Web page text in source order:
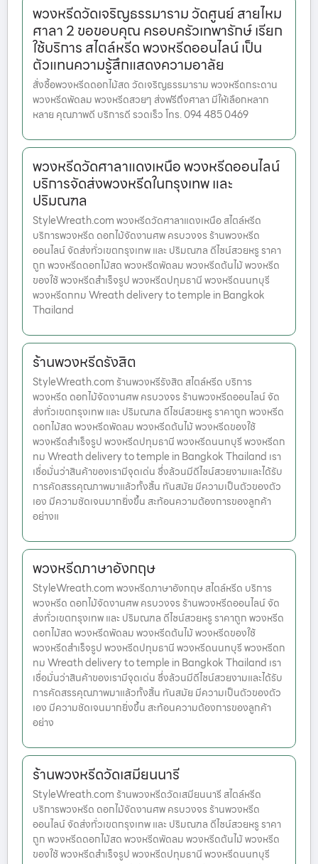
พวงหรีดวัดเจริญธรรมาราม วัดศูนย์ สายไหม
ศาลา 2 ขอขอบคุณ ครอบครัวเทพารักษ์ เรียก
ใช้บริการ สไตล์หรีด พวงหรีดออนไลน์ เป็น
ตัวแทนความรู้สึกแสดงความอาลัย
สั่งซื้อพวงหรีดดอกไม้สด วัดเจริญธรรมาราม พวงหรีดกระดาน
พวงหรีดพัดลม พวงหรีดสวยๆ ส่งฟรีถึงศาลา มีให้เลือกหลาก
หลาย คุณภาพดี บริการดี รวดเร็ว โทร. 094 485 0469
พวงหรีดวัดศาลาแดงเหนือ พวงหรีดออนไลน์
บริการจัดส่งพวงหรีดในกรุงเทพ และ
ปริมณฑล
StyleWreath.com พวงหรีดวัดศาลาแดงเหนือ สไตล์หรีด
บริการพวงหรีด ดอกไม้จัดงานศพ ครบวงจร ร้านพวงหรีด
ออนไลน์ จัดส่งทั่วเขตกรุงเทพ และ ปริมณฑล ดีไซน์สวยหรู ราคา
ถูก พวงหรีดดอกไม้สด พวงหรีดพัดลม พวงหรีดต้นไม้ พวงหรีด
ของใช้ พวงหรีดสำเร็จรูป พวงหรีดปทุมธานี พวงหรีดนนทบุรี
พวงหรีดกทม Wreath delivery to temple in Bangkok
Thailand
ร้านพวงหรีดรังสิต
StyleWreath.com ร้านพวงหรีรังสิต สไตล์หรีด บริการ
พวงหรีด ดอกไม้จัดงานศพ ครบวงจร ร้านพวงหรีดออนไลน์ จัด
ส่งทั่วเขตกรุงเทพ และ ปริมณฑล ดีไซน์สวยหรู ราคาถูก พวงหรีด
ดอกไม้สด พวงหรีดพัดลม พวงหรีดต้นไม้ พวงหรีดของใช้
พวงหรีดสำเร็จรูป พวงหรีดปทุมธานี พวงหรีดนนทบุรี พวงหรีดก
ทม Wreath delivery to temple in Bangkok Thailand เรา
เชื่อมั่นว่าสินค้าของเรามีจุดเด่น ซึ่งล้วนมีดีไซน์สวยงามและได้รับ
การคัดสรรคุณภาพมาแล้วทั้งสิ้น ทันสมัย มีความเป็นตัวของตัว
เอง มีความชัดเจนมากยิ่งขึ้น สะท้อนความต้องการของลูกค้า
อย่างแ
พวงหรีดภาษาอังกฤษ
StyleWreath.com พวงหรีดภาษาอังกฤษ สไตล์หรีด บริการ
พวงหรีด ดอกไม้จัดงานศพ ครบวงจร ร้านพวงหรีดออนไลน์ จัด
ส่งทั่วเขตกรุงเทพ และ ปริมณฑล ดีไซน์สวยหรู ราคาถูก พวงหรีด
ดอกไม้สด พวงหรีดพัดลม พวงหรีดต้นไม้ พวงหรีดของใช้
พวงหรีดสำเร็จรูป พวงหรีดปทุมธานี พวงหรีดนนทบุรี พวงหรีดก
ทม Wreath delivery to temple in Bangkok Thailand เรา
เชื่อมั่นว่าสินค้าของเรามีจุดเด่น ซึ่งล้วนมีดีไซน์สวยงามและได้รับ
การคัดสรรคุณภาพมาแล้วทั้งสิ้น ทันสมัย มีความเป็นตัวของตัว
เอง มีความชัดเจนมากยิ่งขึ้น สะท้อนความต้องการของลูกค้า
อย่าง
ร้านพวงหรีดวัดเสมียนนารี
StyleWreath.com ร้านพวงหรีดวัดเสมียนนารี สไตล์หรีด
บริการพวงหรีด ดอกไม้จัดงานศพ ครบวงจร ร้านพวงหรีด
ออนไลน์ จัดส่งทั่วเขตกรุงเทพ และ ปริมณฑล ดีไซน์สวยหรู ราคา
ถูก พวงหรีดดอกไม้สด พวงหรีดพัดลม พวงหรีดต้นไม้ พวงหรีด
ของใช้ พวงหรีดสำเร็จรูป พวงหรีดปทุมธานี พวงหรีดนนทบุรี